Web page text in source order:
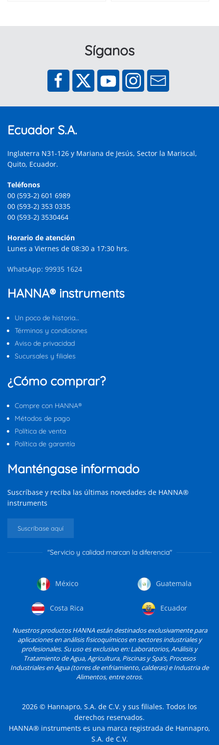
Síganos
Ecuador S.A.
Inglaterra N31-126 y Mariana de Jesús, Sector la Mariscal,
Quito, Ecuador.
Teléfonos
00 (593-2) 601 6989
00 (593-2) 353 0335
00 (593-2) 3530464
Horario de atención
Lunes a Viernes de 08:30 a 17:30 hrs.
WhatsApp: 99935 1624
HANNA® instruments
Un poco de historia…
Términos y condiciones
Aviso de privacidad
Sucursales y filiales
¿Cómo comprar?
Compre con HANNA®
Métodos de pago
Política de venta
Política de garantía
Manténgase informado
Suscríbase y reciba las últimas novedades de HANNA®
instruments
Suscríbase aquí
"Servicio y calidad marcan la diferencia"
México Guatemala
Costa Rica Ecuador
Nuestros productos HANNA están destinados exclusivamente para
aplicaciones en análisis fisicoquímicos en sectores industriales y
profesionales. Su uso es exclusivo en: Laboratorios, Análisis y
Tratamiento de Agua, Agricultura, Piscinas y Spa’s, Procesos
Industriales en Agua (torres de enfriamiento, calderas) e Industria de
Alimentos, entre otros.
2026 © Hannapro, S.A. de C.V. y sus filiales. Todos los
derechos reservados.
HANNA® instruments es una marca registrada de Hannapro,
S.A. de C.V.